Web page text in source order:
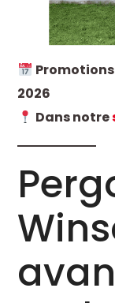
2026
Dans notre